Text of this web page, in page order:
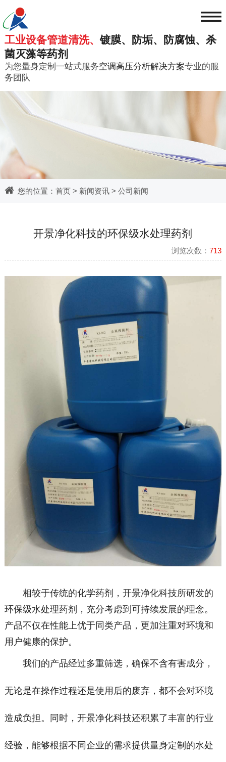
工业设备管道清洗、镀膜、防垢、防腐蚀、杀
菌灭藻等药剂
为您量身定制一站式服务空调高压分析解决方案专业的服
务团队
≡
您的位置： 首页> 新闻资讯 > 公司新闻
开景净化科技的环保级水处理药剂
浏览次数：713
相较于传统的化学药剂，开景净化科技所研发的
环保级水处理药剂，充分考虑到可持续发展的理念。
产品不仅在性能上优于同类产品，更加注重对环境和
用户健康的保护。
我们的产品经过多重筛选，确保不含有害成分，
无论是在操作过程还是使用后的废弃，都不会对环境
造成负担。同时，开景净化科技还积累了丰富的行业
经验，能够根据不同企业的需求提供量身定制的水处